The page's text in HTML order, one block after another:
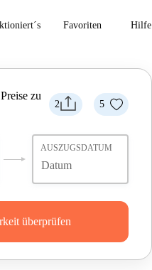
Favoriten Hilfe
2 5
zu
AUSZUGSDATUM
überprüfen